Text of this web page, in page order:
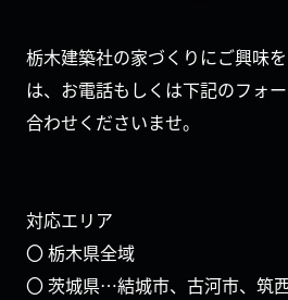
栃木建築社の家づくりにご興味
は、お電話もしくは下記のフォ
合わせくださいませ。
対応エリア
〇 栃木県全域
〇 茨城県…結城市、古河市、筑